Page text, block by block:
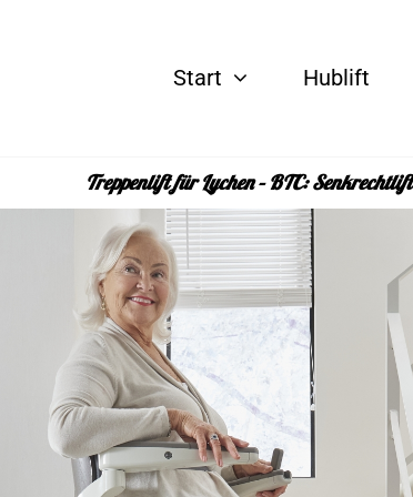
Start Hublift
Treppenlift für Lychen – BTC: Senkrechtlift